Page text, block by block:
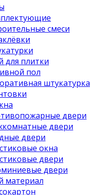
смеси
для плитки
пол
штукатурка
двери
двери
двери
окна
двери
двери
материал